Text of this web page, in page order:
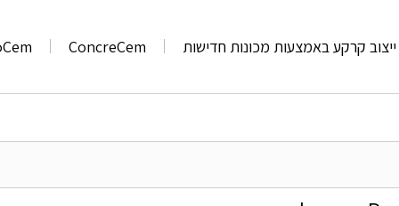
ייצוב קרקע באמצעות מכונות חדישות ConcreCem